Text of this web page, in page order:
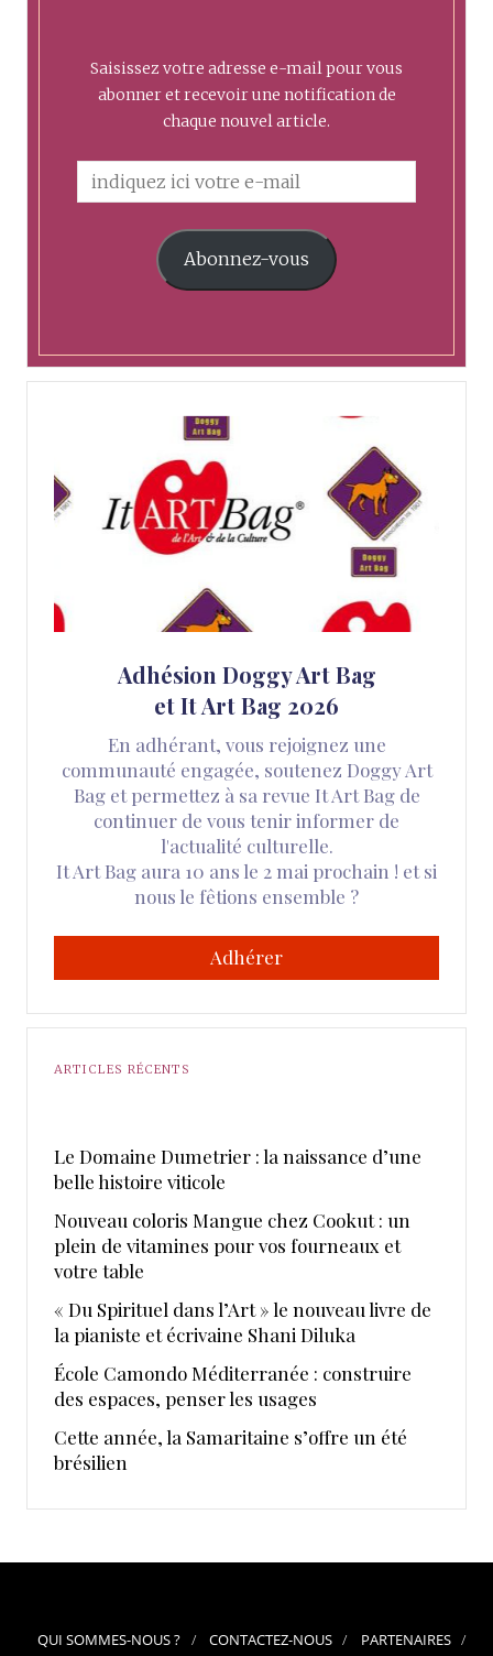
Saisissez votre adresse e-mail pour vous
abonner et recevoir une notification de
chaque nouvel article.
Abonnez-vous
Adhésion Doggy Art Bag
et It Art Bag 2026
En adhérant, vous rejoignez une
communauté engagée, soutenez Doggy Art
Bag et permettez à sa revue It Art Bag de
continuer de vous tenir informer de
l'actualité culturelle.
It Art Bag aura 10 ans le 2 mai prochain ! et si
nous le fêtions ensemble ?
Adhérer
ARTICLES RÉCENTS
Le Domaine Dumetrier : la naissance d’une
belle histoire viticole
Nouveau coloris Mangue chez Cookut : un
plein de vitamines pour vos fourneaux et
votre table
« Du Spirituel dans l’Art » le nouveau livre de
la pianiste et écrivaine Shani Diluka
École Camondo Méditerranée : construire
des espaces, penser les usages
Cette année, la Samaritaine s’offre un été
brésilien
QUI SOMMES-NOUS ? CONTACTEZ-NOUS PARTENAIRES